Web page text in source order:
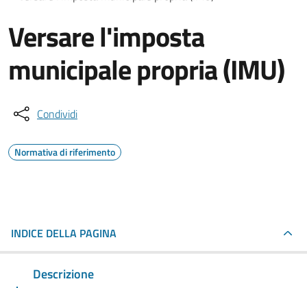
Versare l'imposta
municipale propria (IMU)
Condividi
Normativa di riferimento
INDICE DELLA PAGINA
Descrizione